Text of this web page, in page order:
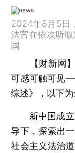
2024年8月5日
法官在依次听
国
【财新网】
可感可触可见
综述》，以下为
新中国成立
导下，探索出
社会主义法治